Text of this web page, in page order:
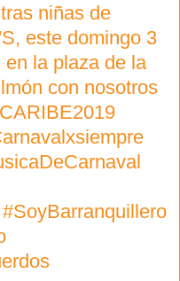
niñas de
este domingo 3
en la plaza de la
con nosotros